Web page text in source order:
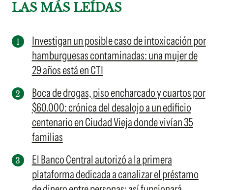
LAS MÁS LEÍDAS
Investigan un posible caso de intoxicación por
hamburguesas contaminadas: una mujer de
29 años está en CTI
Boca de drogas, piso encharcado y cuartos por
$60.000: crónica del desalojo a un edificio
centenario en Ciudad Vieja donde vivían 35
familias
El Banco Central autorizó a la primera
plataforma dedicada a canalizar el préstamo